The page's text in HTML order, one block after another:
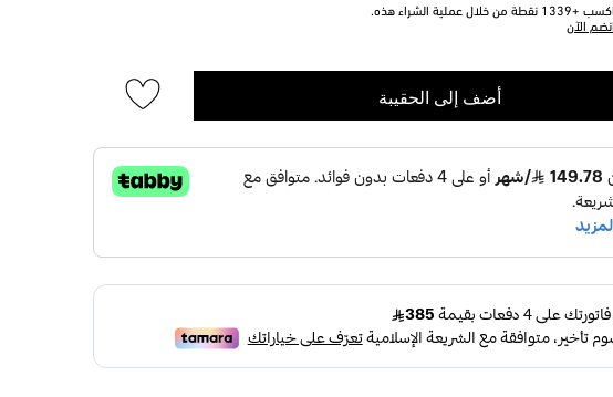
اكسب +1339 نقطة من خلال عملية الشراء هذه.
انضم الآن
أضف إلى الحقيبة